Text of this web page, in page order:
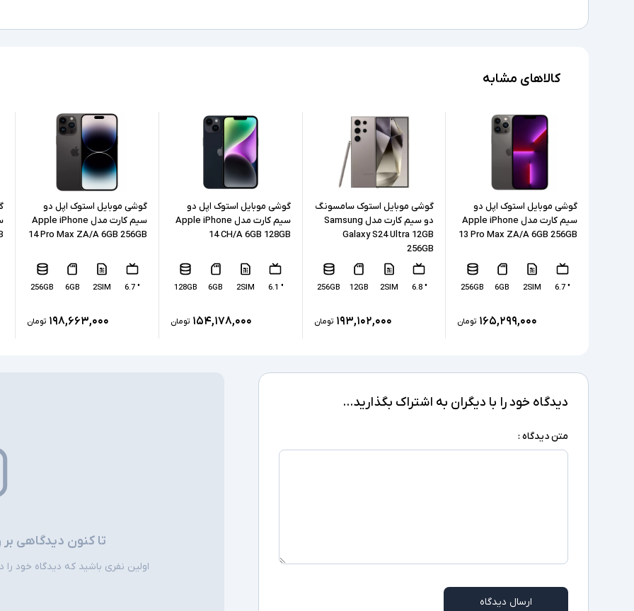
درگاه های
رزولوشن
نوع باتری
نوع شارژ
سایر امکانات
کالاهای مشابه
گوشی موبایل استوک اپل دو
سیم کارت مدل Apple iPhone
13 Pro Max ZA/A 6GB 256GB
" 6.7
2SIM
6GB
256GB
۱۶۵,۲۹۹,۰۰۰ تومان
گوشی موبایل استوک سامسونگ
دو سیم کارت مدل Samsung
Galaxy S24 Ultra 12GB
256GB
" 6.8
2SIM
12GB
256GB
۱۹۳,۱۰۲,۰۰۰ تومان
گوشی موبایل استوک اپل دو
سیم کارت مدل Apple iPhone
14 CH/A 6GB 128GB
" 6.1
2SIM
6GB
128GB
۱۵۴,۱۷۸,۰۰۰ تومان
گوشی موبایل استوک اپل دو
سیم کارت مدل Apple iPhone
14 Pro Max ZA/A 6GB 256GB
" 6.7
2SIM
6GB
256GB
۱۹۸,۶۶۳,۰۰۰ تومان
دیدگاه خود را با دیگران به اشتراک بگذارید...
متن دیدگاه :
ارسال دیدگاه
تا کنون دیدگاهی
اولین نفری باشید که دیدگاه خود را